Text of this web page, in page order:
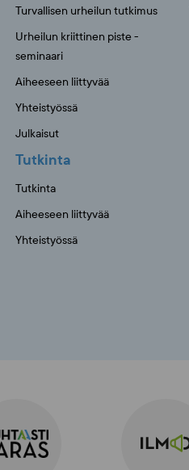
Turvallisen urheilun tutkimus
Urheilun kriittinen piste -
seminaari
Aiheeseen liittyvää
Yhteistyössä
Julkaisut
Tutkinta
Tutkinta
Aiheeseen liittyvää
Yhteistyössä